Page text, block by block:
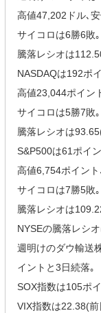
高値47,202ドル､
サイコロは6勝6敗｡
騰落レシオは
NASDAQは192ポ
高値23,044ポイン
サイコロは5勝7敗｡
騰落レシオは
S&P500は61ポイ
高値6,754ポイン
サイコロは7勝5敗｡
騰落レシオは
NYSEの騰落レシ
週明けのダウ輸送
イントと3日続落｡
SOX指数は105ポ
VIX指数は22.38(前